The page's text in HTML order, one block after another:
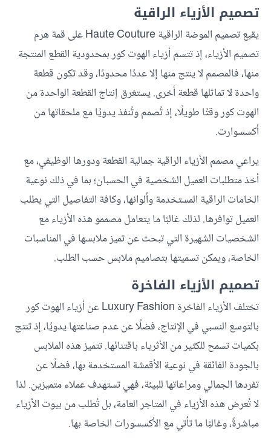
تصميم الأزياء الراقية
يقبع تصميم الموضة الراقية Haute Couture على قمة هرم
تصميم الأزياء، إذ تتسم أزياء الهوت كور بمحدودية القطع المنتجة
منها، فالمصمم لا ينتج منها إلا عددًا محدودًا، وقد تكون قطعة
واحدة لا تماثلها قطعة أخرى. يستغرق إنتاج القطعة الواحدة من
الهوت كور وقتًا طويلًا، إذ تُصمم وتُنفذ يدويًا مع ملحقاتها من
أكسسوارت.
يراعي مصمم الأزياء الراقية جمالية القطعة ودورها الوظيفي، مع
أخذ متطلبات العميل الشخصية في الحسبان؛ بما في ذلك نوعية
الخامات الراقية المستخدمة وألوانها، وكافة التفاصيل التي يطلب
العميل توافرها. لذلك غالبًا ما يتعامل مصممو هذه الأزياء مع
الشخصيات الشهيرة التي تبحث عن تميز ملابسها في المناسبات
الخاصة، ويمكن تسميتها بتصاميم ملابس حسب الطلب.
تصميم الأزياء الفاخرة
تختلف الأزياء الفاخرة Luxury Fashion عن أزياء الهوت كور
بالتوسع النسبي في الإنتاج، فضلًا عن عدم صناعتها يدويًا، إذ تنتج
بكميات تسمح للكثير من الأثرياء باقتنائها. تتميز هذه الملابس
بالجودة الفائقة في نوعية الأقمشة المستخدمة بها، فضلًا عن
تفردها الجمالي ومراعاتها للبيئة، فهي تستهدف عملاء متميزين. لذا
لا تُعرض هذه الأزياء في المتاجر العامة، بل تُطلب من بيوت الأزياء
مباشرةً، وغالبًا ما تأتي مع الأكسسورات الخاصة بها.